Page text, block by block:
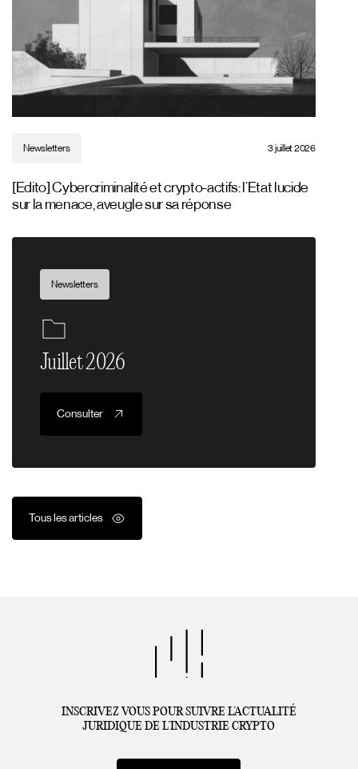
Tous les articles
Newsletters 3 juillet 2026
[Edito] Cybercriminalité et crypto-actifs: l’Etat lucide
sur la menace, aveugle sur sa réponse
Newsletters
Juillet 2026
Consulter
INSCRIVEZ VOUS POUR SUIVRE L’ACTUALITÉ
JURIDIQUE DE L’INDUSTRIE CRYPTO